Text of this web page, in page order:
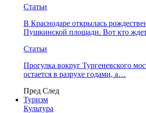
Статьи
В Краснодаре открылась
Пушкинской площади. Вот кто
Статьи
Прогулка вокруг Тургеневского
остается в разрухе годами, а…
Пред След
Туризм
Культура